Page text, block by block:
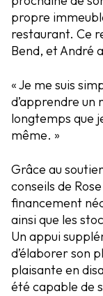
propre
restaurant. Ce
Bend, et André
« Je me suis
d’apprendre un
longtemps que
même. »
Grâce au
conseils de
financement
ainsi que les
Un appui
d’élaborer son
plaisante en
été capable de